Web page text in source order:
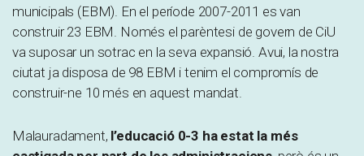
municipals (EBM). En el període 2007-2011 es van
construir 23 EBM. Només el parèntesi de govern de CiU
va suposar un sotrac en la seva expansió. Avui, la nostra
ciutat ja disposa de 98 EBM i tenim el compromís de
construir-ne 10 més en aquest mandat.
Malauradament, l’educació 0-3 ha estat la més